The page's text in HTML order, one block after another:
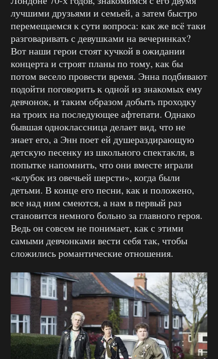
лучшими друзьями и семьей, а затем быстро
перемещаемся к сути вопроса: как же всё таки
разговаривать с девушками на вечеринках?
Вот наши герои стоят кучкой в ожидании
концерта и строят планы по тому, как бы
потом весело провести время. Энна подбивают
подойти поговорить к одной из знакомых ему
девчонок, и таким образом добыть проходку
на троих на последующее афтепати. Однако
бывшая одноклассница делает вид, что не
знает его, а Энн поет ей душераздирающую
детскую песенку из школьного спектакля, в
попытке напомнить, что они вместе играли
«клубок из овечьей шерсти», когда были
детьми. В конце его песни, как и положено,
все над ним смеются, а нам в первый раз
становится немного больно за главного героя.
Ведь он совсем не понимает, как с этими
самыми девчонками вести себя так, чтобы
сложились романтические отношения.